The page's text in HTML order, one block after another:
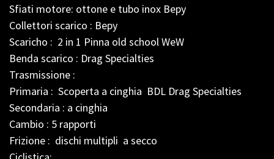
Sfiati motore: ottone e tubo inox Bepy
Collettori scarico : Bepy
Scaricho : 2 in 1 Pinna old school WeW
Benda scarico : Drag Specialties
Trasmissione :
Primaria : Scoperta a cinghia BDL Drag Specialties
Secondaria : a cinghia
Cambio : 5 rapporti
Frizione : dischi multipli a secco